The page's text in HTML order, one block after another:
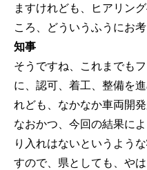
ますけれども、ヒアリン
ころ、どういうふうにお考
知事
そうですね、これまでも
に、認可、着工、整備を
れども、なかなか車両開
なおかつ、今回の結果に
り入れはないというよう
すので、県としても、や